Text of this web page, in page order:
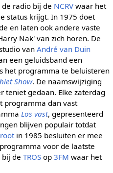
radio bij de NCRVwaar het
status krijgt. In 1975 doet
en laten ook andere vaste
Nak' van zich horen. De
vanAndré van Duin
een geluidsband een
het programma te beluisteren
Show. De naamswijziging
teniet gedaan. Elke zaterdag
programma dan vast
Los vast, gepresenteerd
blijven populair totdat
in 1985 besluiten er mee
voor de laatste
de TROSop 3FM waar het